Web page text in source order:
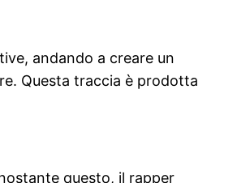
andando a creare un
Questa traccia è prodotta
questo, il rapper